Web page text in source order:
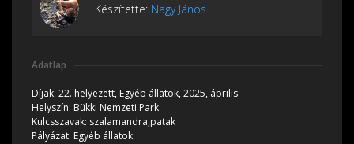
Készítette: Nagy János
Adatlap
Díjak: 22. helyezett, Egyéb állatok, 2025, április
Helyszín: Bükki Nemzeti Park
Kulcsszavak: szalamandra,patak
Pályázat: Egyéb állatok